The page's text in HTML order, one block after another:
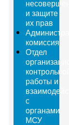
и защите
их прав
комиссия
Отдел
работы и
с
органами
МСУ